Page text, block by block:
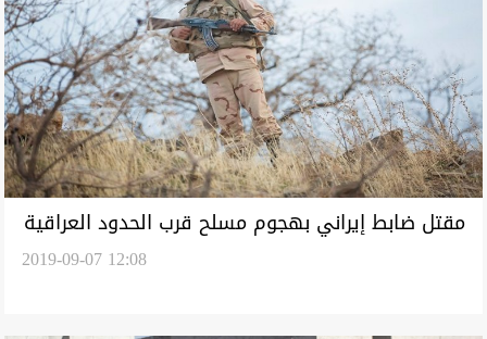
مقتل ضابط إيراني بهجوم مسلح قرب الحدود العراقية
2019-09-07 12:08